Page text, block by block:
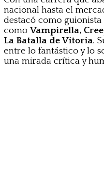
nacional hasta el
destacó como
comoVampirella,
La Batalla de Vitoria.
entre lo fantástico y lo
una mirada crítica y